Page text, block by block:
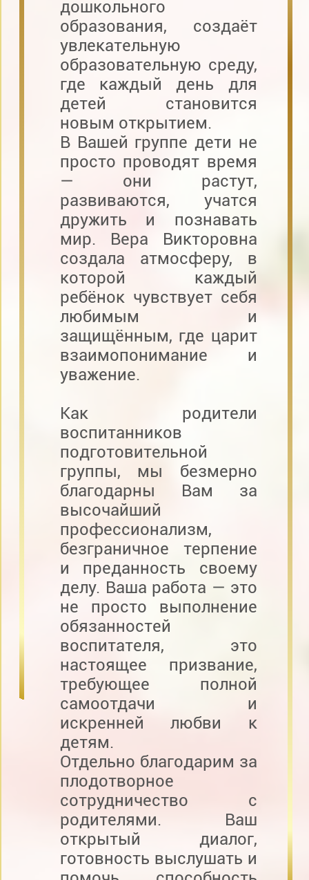
дошкольного
образования, создаёт
увлекательную
образовательную среду,
где каждый день для
детей становится
новым открытием.
В Вашей группе дети не
просто проводят время
— они растут,
развиваются, учатся
дружить и познавать
мир. Вера Викторовна
создала атмосферу, в
которой каждый
ребёнок чувствует себя
любимым и
защищённым, где царит
взаимопонимание и
уважение.
Как родители
воспитанников
подготовительной
группы, мы безмерно
благодарны Вам за
высочайший
профессионализм,
безграничное терпение
и преданность своему
делу. Ваша работа — это
не просто выполнение
обязанностей
воспитателя, это
настоящее призвание,
требующее полной
самоотдачи и
искренней любви к
детям.
Отдельно благодарим за
плодотворное
сотрудничество с
родителями. Ваш
открытый диалог,
готовность выслушать и